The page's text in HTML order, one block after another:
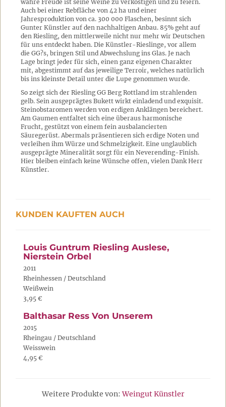
wahre Freude ist seine Weine zu verköstigen und zu feiern.
Auch bei einer Rebfläche von 42 ha und einer
Jahresproduktion von ca. 300 000 Flaschen, besinnt sich
Gunter Künstler auf den nachhaltigen Anbau. 85% geht auf
den Riesling, den mittlerweile nicht nur mehr wir Deutschen
für uns entdeckt haben. Die Künstler-Rieslinge, vor allem
die GG?s, bringen Stil und Abwechslung ins Glas. Je nach
Lage bringt jeder für sich, einen ganz eigenen Charakter
mit, abgestimmt auf das jeweilige Terroir, welches natürlich
bis ins kleinste Detail unter die Lupe genommen wurde.
So zeigt sich der Riesling GG Berg Rottland im strahlenden
gelb. Sein ausgeprägtes Bukett wirkt einladend und exquisit.
Steinobstaromen werden von erdigen Anklängen bereichert.
Am Gaumen entfaltet sich eine überaus harmonische
Frucht, gestützt von einem fein ausbalancierten
Säuregerüst. Abermals präsentieren sich erdige Noten und
verleihen ihm Würze und Schmelzigkeit. Eine unglaublich
ausgeprägte Mineralität sorgt für ein Neverending-Finish.
Hier bleiben einfach keine Wünsche offen, vielen Dank Herr
Künstler.
KUNDEN KAUFTEN AUCH
Louis Guntrum Riesling Auslese,
Nierstein Orbel
2011
Rheinhessen / Deutschland
Weißwein
3,95 €
Balthasar Ress Von Unserem
2015
Rheingau / Deutschland
Weisswein
4,95 €
Weitere Produkte von:Weingut Künstler